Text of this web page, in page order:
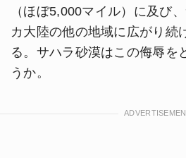
（ほぼ5,000マイル）に及び
カ大陸の他の地域に広がり続
る。サハラ砂漠はこの侮辱を
うか。